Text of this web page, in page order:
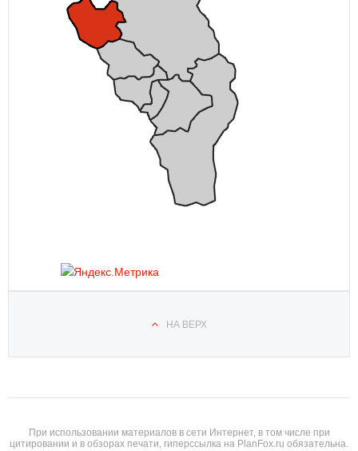
НА ВЕРХ
При использовании материалов в сети Интернет, в том числе при
цитировании и в обзорах печати, гиперссылка на PlanFox.ru обязательна.